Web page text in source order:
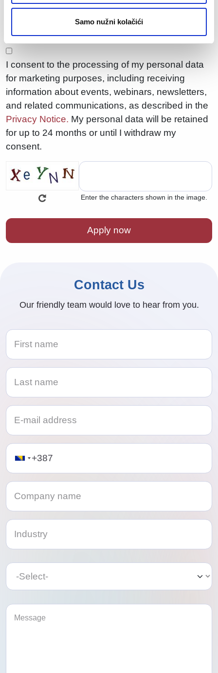
Samo nužni kolačići
personal data will be retained for up to 24 months
or until I withdraw my consent.
I consent to the processing of my personal data
for marketing purposes, including receiving
information about events, webinars, newsletters,
and related communications, as described in the
Privacy Notice. My personal data will be retained
for up to 24 months or until I withdraw my
consent.
Enter the characters shown in the image.
Contact Us
Our friendly team would love to hear from you.
Telephone
Category
Category